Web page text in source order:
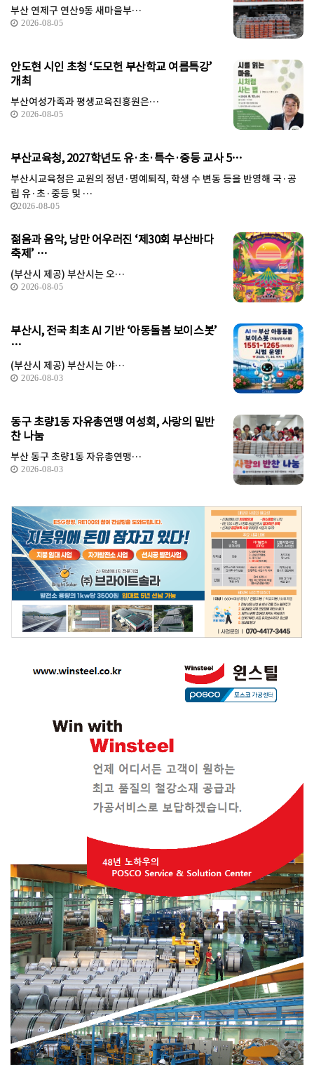
부산 연제구 연산9동 새마을부…
2026-08-05
안도현 시인 초청 ‘도모헌 부산학교 여름특강’
개최
부산여성가족과 평생교육진흥원은…
2026-08-05
부산교육청, 2027학년도 유·초·특수·중등 교사 5…
부산시교육청은 교원의 정년·명예퇴직, 학생 수 변동 등을 반영해 국·공
립 유·초·중등 및 …
2026-08-05
젊음과 음악, 낭만 어우러진 ‘제30회 부산바다
축제’ …
(부산시 제공) 부산시는 오…
2026-08-05
부산시, 전국 최초 AI 기반 ‘아동돌봄 보이스봇’
…
(부산시 제공) 부산시는 야…
2026-08-03
동구 초량1동 자유총연맹 여성회, 사랑의 밑반
찬 나눔
부산 동구 초량1동 자유총연맹…
2026-08-03